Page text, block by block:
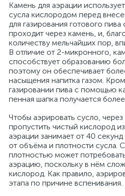
Камень для аэрации
сусла кислородом перед
для газирования готового
проходит через камень, и,
количеству мельчайших пор,
В отличие от 2-микронного,
способствует образованию
поэтому он обеспечивает
насыщения напитка газом.
газировании пива с помощью
пенная шапка получается
Чтобы аэрировать сусло,
пропустить чистый кислород
аэрации занимает от 40
от объёма и плотности сусла.
плотностью может
аэрацию, поскольку в нём
кислород. Как правило,
этапа по причине вспенивания.